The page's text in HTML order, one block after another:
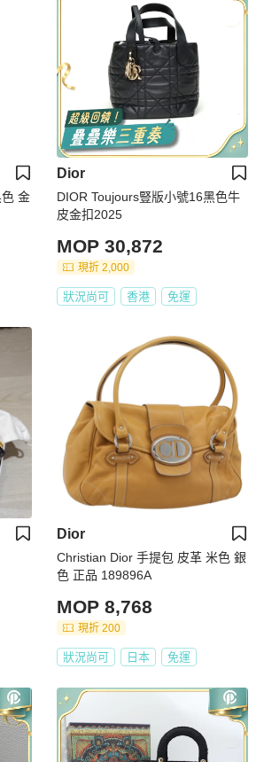
金
Dior
DIOR Toujours豎版小號16黑色牛
皮金扣2025
MOP 30,872
現折 2,000
狀況尚可 香港 免運
Dior
Christian Dior 手提包 皮革 米色 銀
色 正品 189896A
MOP 8,768
現折 200
狀況尚可 日本 免運